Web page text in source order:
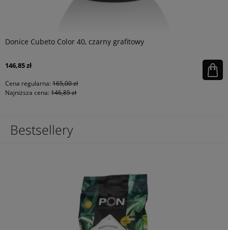
Donice Cubeto Color 40, czarny grafitowy
146,85 zł
Cena regularna: 165,00 zł
Najniższa cena: 146,85 zł
Bestsellery